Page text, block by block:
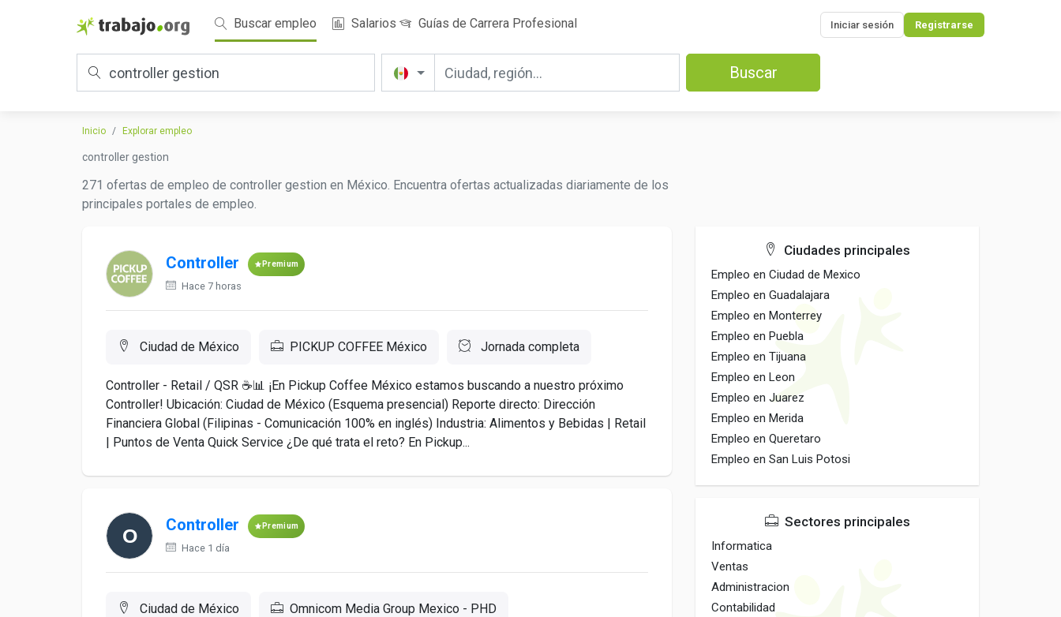
Buscar empleo Salarios Guías de Carrera Profesional Iniciar sesión Registrarse
Buscar
Inicio Explorar empleo
controller gestion
271 ofertas de empleo de controller gestion en México. Encuentra ofertas actualizadas diariamente de los
principales portales de empleo.
Controller Premium
Hace 7 horas
Ciudad de México PICKUP COFFEE México Jornada completa
Controller - Retail / QSR ☕📊 ¡En Pickup Coffee México estamos buscando a nuestro próximo
Controller! Ubicación: Ciudad de México (Esquema presencial) Reporte directo: Dirección
Financiera Global (Filipinas - Comunicación 100% en inglés) Industria: Alimentos y Bebidas | Retail
| Puntos de Venta Quick Service ¿De qué trata el reto? En Pickup...
Controller Premium
Hace 1 día
Ciudad de México Omnicom Media Group Mexico - PHD
Ciudades principales
Empleo en Ciudad de Mexico
Empleo en Guadalajara
Empleo en Monterrey
Empleo en Puebla
Empleo en Tijuana
Empleo en Leon
Empleo en Juarez
Empleo en Merida
Empleo en Queretaro
Empleo en San Luis Potosi
Sectores principales
Informatica
Ventas
Administracion
Contabilidad